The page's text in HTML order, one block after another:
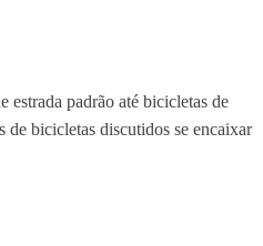
estrada padrão até bicicletas de
de bicicletas discutidos se encaixar